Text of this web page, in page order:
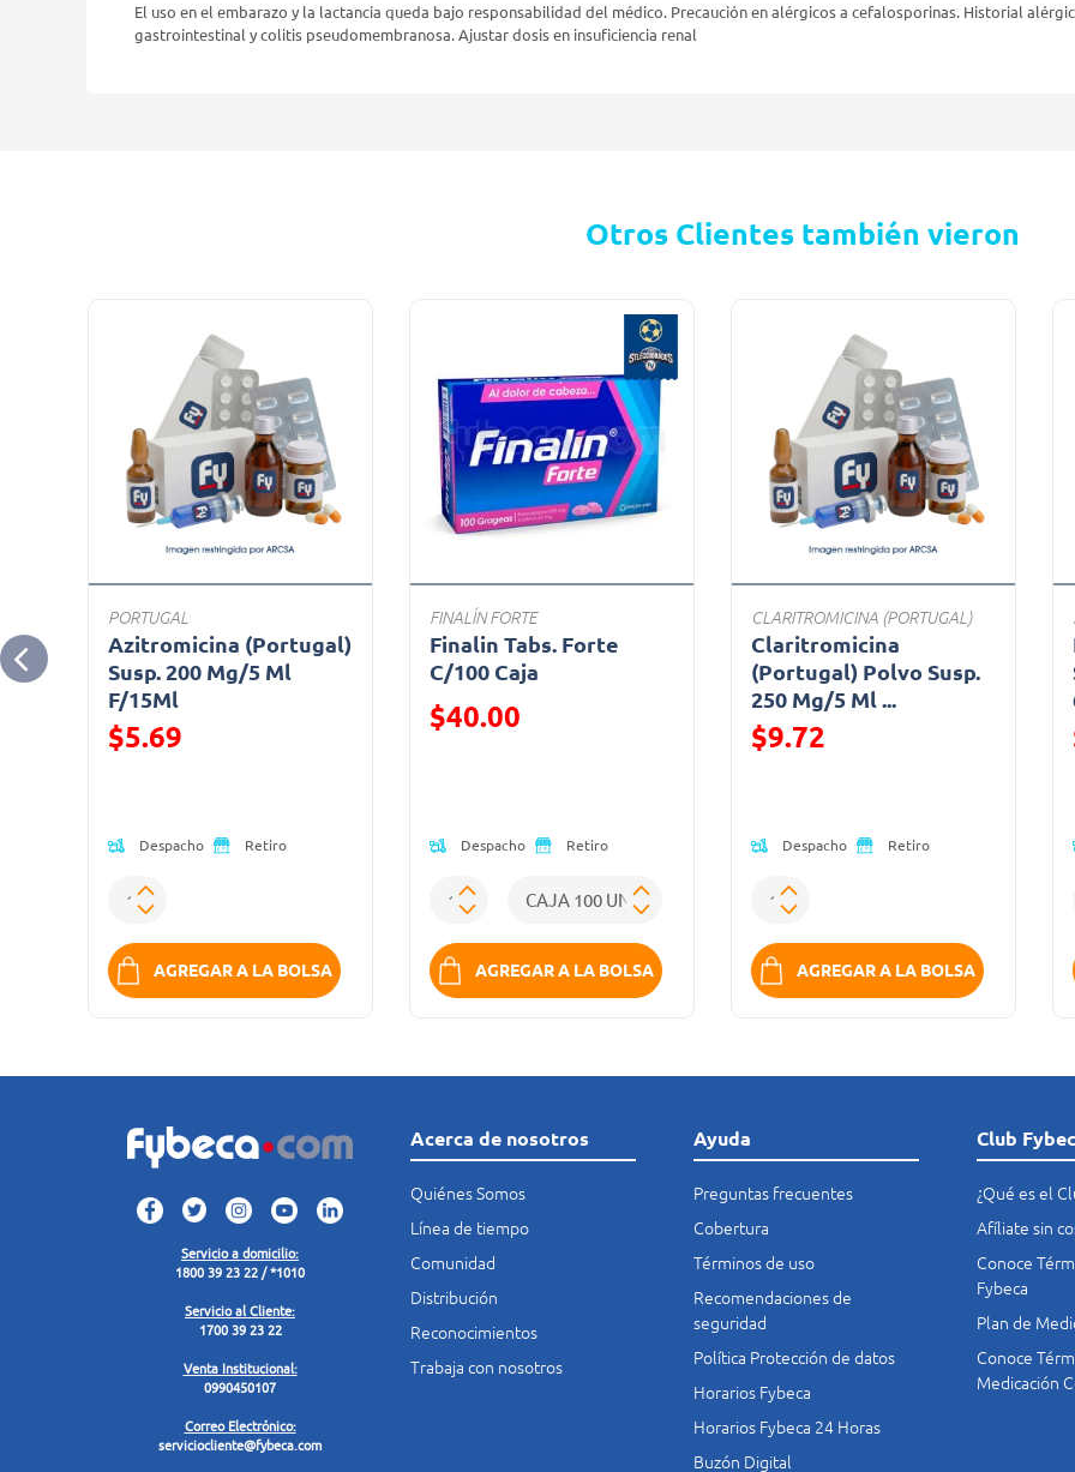
El uso en el embarazo y la lactancia queda bajo responsabilidad del médico. Precaución en alérgicos a cefalosporinas. Historial
gastrointestinal y colitis pseudomembranosa. Ajustar dosis en insuficiencia renal
Otros Clientes también vieron
PORTUGAL
Azitromicina (Portugal)
Susp. 200 Mg/5 Ml
F/15Ml
$5.69
Despacho Retiro
AGREGAR A LA BOLSA
FINALÍN FORTE
Finalin Tabs. Forte
C/100 Caja
Precio reducido de
$40.00
Despacho Retiro
AGREGAR A LA BOLSA
CLARITROMICINA (PORTUGAL)
Claritromicina
(Portugal) Polvo Susp.
250 Mg/5 Ml ...
$9.72
Despacho Retiro
AGREGAR A LA BOLSA
Servicio a domicilio:
1800 39 23 22 / *1010
Servicio al Cliente:
1700 39 23 22
Venta Institucional:
0990450107
Correo Electrónico:
serviciocliente@fybeca.com
Acerca de nosotros
Quiénes Somos
Línea de tiempo
Comunidad
Distribución
Reconocimientos
Trabaja con nosotros
Ayuda
Preguntas frecuentes
Cobertura
Términos de uso
Recomendaciones de
seguridad
Política Protección de datos
Horarios Fybeca
Horarios Fybeca 24 Horas
Buzón Digital
Club
¿Qué es el
Afíliate sin
Conoce
Fybeca
Plan de
Conoce
Medicación